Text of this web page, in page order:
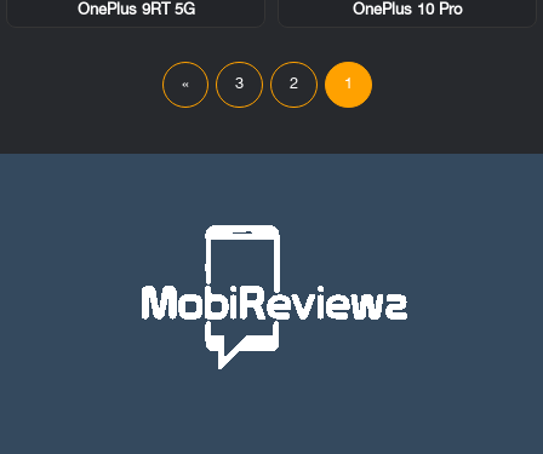
OnePlus 10 Pro
OnePlus 9RT 5G
1
2
3
»